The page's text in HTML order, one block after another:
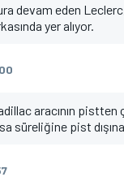
devam eden
yer alıyor.
aracının pistten
süreliğine pist